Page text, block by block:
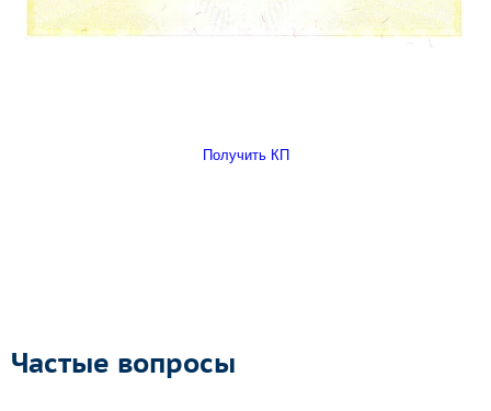
Получить КП
Частые вопросы